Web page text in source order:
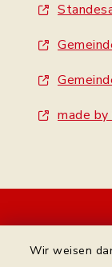
Wir weisen
made by